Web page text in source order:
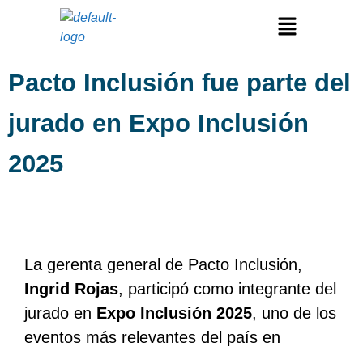
Pacto Inclusión fue parte del
jurado en Expo Inclusión
2025
La gerenta general de Pacto Inclusión,
Ingrid Rojas, participó como integrante del
jurado en Expo Inclusión 2025, uno de los
eventos más relevantes del país en